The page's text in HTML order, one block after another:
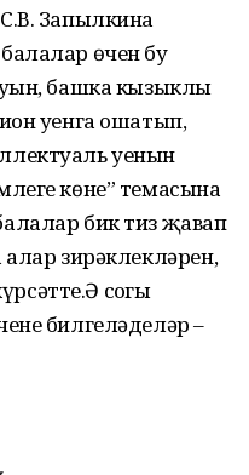
Запылкина
өчен бу
башка кызыклы
уенга ошатып,
уенын
көне” темасына
бик тиз җавап
зирәклекләрен,
соңгы
билгеләделәр –